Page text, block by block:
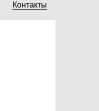
Контакты